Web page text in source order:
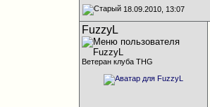
18.09.2010, 13:07
FuzzyL
Ветеран клуба THG